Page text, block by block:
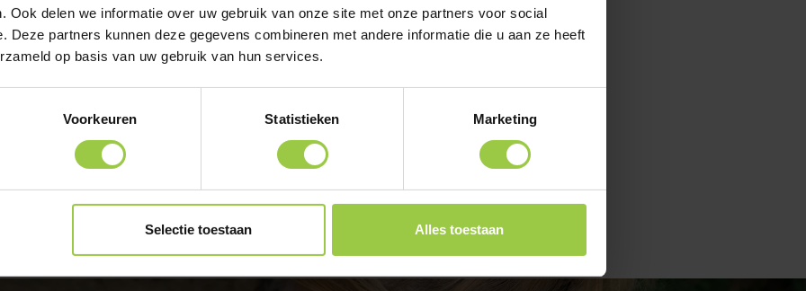
Ook delen we informatie over uw gebruik van onze site met onze partners voor social
Deze partners kunnen deze gegevens combineren met andere informatie die u aan ze heeft
op basis van uw gebruik van hun services.
Voorkeuren Statistieken Marketing
Selectie toestaan Alles toestaan
jaar vanuit Ommen over de Overijsselse Vecht naar Vilsteren of Dalfsen.
Vechtdal & Bush Battle
van de kerstdagen en oud -en nieuwjaarsdag.